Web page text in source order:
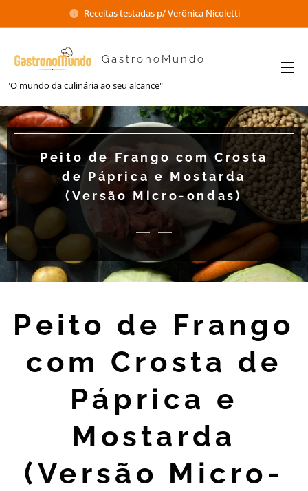
Receitas testadas p/ Verônica Nicoletti
GastronoMundo
"O mundo da culinária ao seu alcance"
Peito de Frango com Crosta
de Páprica e Mostarda
(Versão Micro-ondas)
Peito de Frango
com Crosta de
Páprica e
Mostarda
(Versão Micro-